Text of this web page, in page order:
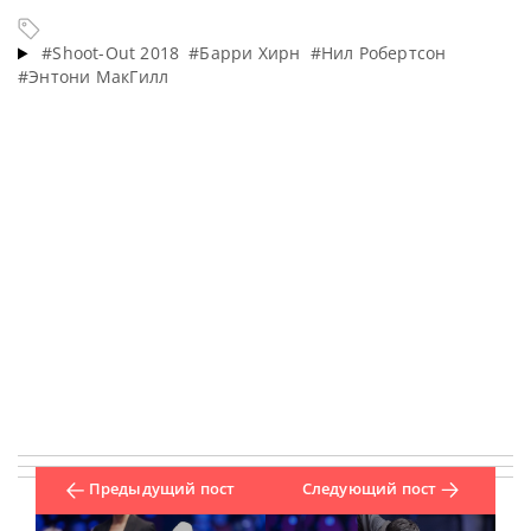
#Shoot-Out 2018 #Барри Хирн #Нил Робертсон
#Энтони МакГилл
Предыдущий пост Следующий пост